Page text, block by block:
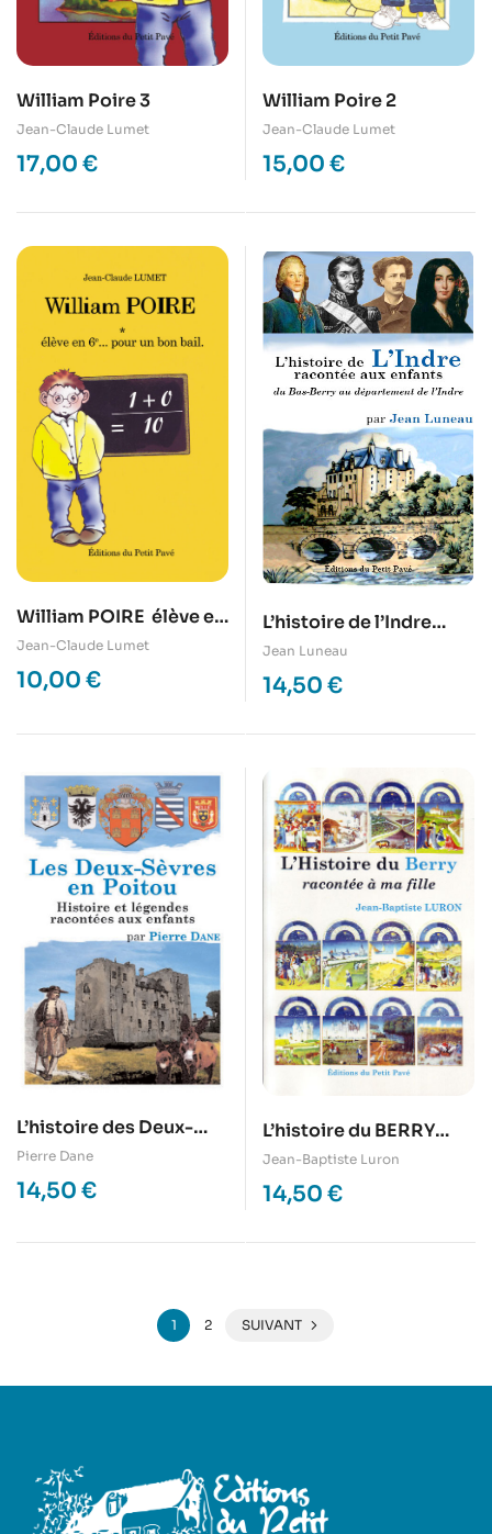
William Poire 3
Jean-Claude Lumet
17,00 €
William Poire 2
Jean-Claude Lumet
15,00 €
William POIRE  élève en
6e… pour un bon bail
Jean-Claude Lumet
10,00 €
L’histoire de l’Indre
racontée aux enfants
Jean Luneau
14,50 €
L’histoire des Deux-
Sèvres racontée aux
enfants
Pierre Dane
14,50 €
L’histoire du BERRY
racontée à ma fille
Jean-Baptiste Luron
14,50 €
1 2 SUIVANT